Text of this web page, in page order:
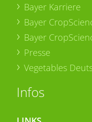
Bayer Karriere
Bayer
Bayer
Presse
Vegetables
Infos